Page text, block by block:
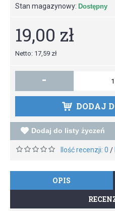
Stan magazynowy: Dostępny
19,00 zł
Netto: 17,59 zł
-
DODAJ
Dodaj do listy życzeń
Ilość recenzji: 0 /
OPIS